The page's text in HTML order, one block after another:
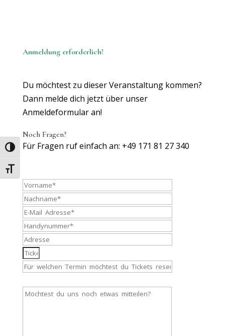
Umschalten auf hohe Kontraste
Schrift vergrößern
Anmeldung erforderlich!
Du möchtest zu dieser Veranstaltung kommen?
Dann melde dich jetzt über unser
Anmeldeformular an!
Noch Fragen?
Für Fragen ruf einfach an: +49 171 81 27 340
Email